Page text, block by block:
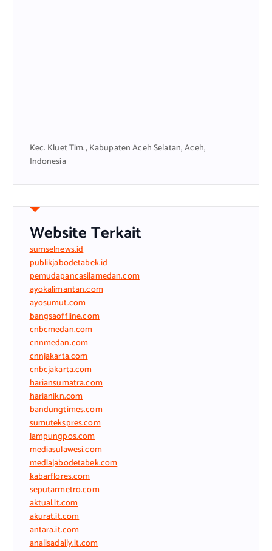
Kec. Kluet Tim., Kabupaten Aceh Selatan, Aceh,
Indonesia
Website Terkait
sumselnews.id
publikjabodetabek.id
pemudapancasilamedan.com
ayokalimantan.com
ayosumut.com
bangsaoffline.com
cnbcmedan.com
cnnmedan.com
cnnjakarta.com
cnbcjakarta.com
hariansumatra.com
harianikn.com
bandungtimes.com
sumutekspres.com
lampungpos.com
mediasulawesi.com
mediajabodetabek.com
kabarflores.com
seputarmetro.com
aktual.it.com
akurat.it.com
antara.it.com
analisadaily.it.com